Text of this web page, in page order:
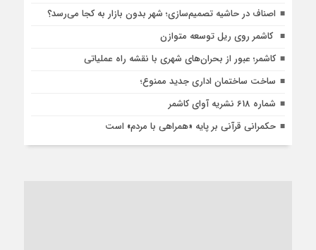
اصناف در حاشیه تصمیم‌سازی؛ شهر بدون بازار به کجا می‌رسد؟
کاشمر روی ریل توسعه متوازن
کاشمر؛ عبور از بحران‌های شهری با نقشه راه عملیاتی
ساخت ساختمان اداری جدید ممنوع؛
شماره 618 نشریه آوای کاشمر
حکمرانی قرآنی بر پایه «همراهی با مردم» است